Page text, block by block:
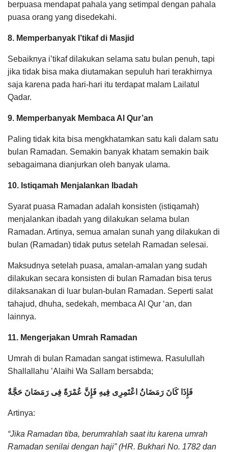
berpuasa mendapat pahala yang setimpal dengan pahala
puasa orang yang disedekahi.
8. Memperbanyak I’tikaf di Masjid
Sebaiknya i’tikaf dilakukan selama satu bulan penuh, tapi
jika tidak bisa maka diutamakan sepuluh hari terakhirnya
saja karena pada hari-hari itu terdapat malam Lailatul
Qadar.
9. Memperbanyak Membaca Al Qur’an
Paling tidak kita bisa mengkhatamkan satu kali dalam satu
bulan Ramadan. Semakin banyak khatam semakin baik
sebagaimana dianjurkan oleh banyak ulama.
10. Istiqamah Menjalankan Ibadah
Syarat puasa Ramadan adalah konsisten (istiqamah)
menjalankan ibadah yang dilakukan selama bulan
Ramadan. Artinya, semua amalan sunah yang dilakukan di
bulan (Ramadan) tidak putus setelah Ramadan selesai.
Maksudnya setelah puasa, amalan-amalan yang sudah
dilakukan secara konsisten di bulan Ramadan bisa terus
dilaksanakan di luar bulan-bulan Ramadan. Seperti salat
tahajud, dhuha, sedekah, membaca Al Qur ‘an, dan
lainnya.
11. Mengerjakan Umrah Ramadan
Umrah di bulan Ramadan sangat istimewa. Rasulullah
Shallallahu ’Alaihi Wa Sallam bersabda;
فَإِذَا كَانَ رَمَضَانُ اعْتَمِرِى فِيهِ فَإِنَّ عُمْرَةً فِى رَمَضَانَ حَجَّةٌ
Artinya:
“Jika Ramadan tiba, berumrahlah saat itu karena umrah
Ramadan senilai dengan haji” (HR. Bukhari No. 1782 dan